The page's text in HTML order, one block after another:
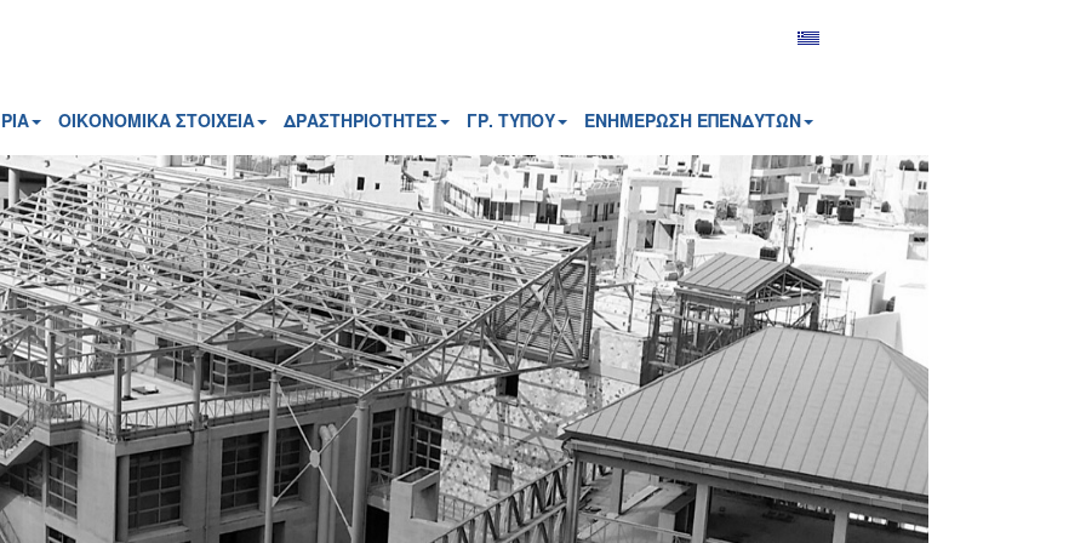
ΟΙΚΟΝΟΜΙΚΑ ΣΤΟΙΧΕΙΑ ΔΡΑΣΤΗΡΙΟΤΗΤΕΣ ΓΡ. ΤΥΠΟΥ ΕΝΗΜΕΡΩΣΗ ΕΠΕΝΔΥΤΩΝ